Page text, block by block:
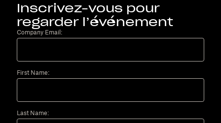
Inscrivez-vous pour
regarder l’événement
Company Email:
First Name:
Last Name: